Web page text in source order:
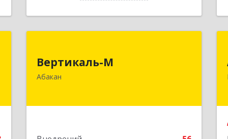
Назад
Вертикаль-М
Абакан
Чертыгашева ул, дом № 124, кв.97Н
Подробнее